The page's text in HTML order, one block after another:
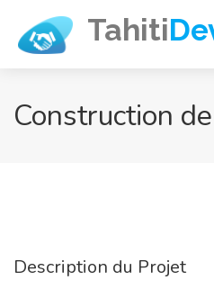
Tahiti
Construction
Description du Projet